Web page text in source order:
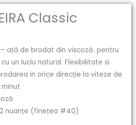
Classic
– ață de brodat din viscoză pentru
un luciu natural. Flexibilitate si
in orice direcție la viteze de
nuanțe (finețea #40)